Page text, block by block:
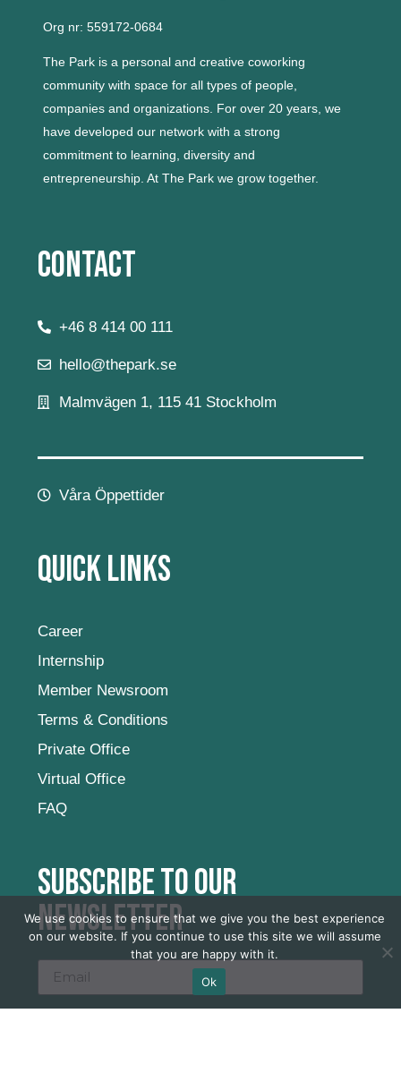
Org nr: 559172-0684
The Park is a personal and creative coworking
community with space for all types of people,
companies and organizations. For over 20 years, we
have developed our network with a strong
commitment to learning, diversity and
entrepreneurship. At The Park we grow together.
Contact
+46 8 414 00 111
hello@thepark.se
Malmvägen 1, 115 41 Stockholm
Våra Öppettider
Quick Links
Career
Internship
Member Newsroom
Terms & Conditions
Private Office
Virtual Office
FAQ
Subscribe to our
newsletter
We use cookies to ensure that we give you the best experience
on our website. If you continue to use this site we will assume
that you are happy with it.
Ok